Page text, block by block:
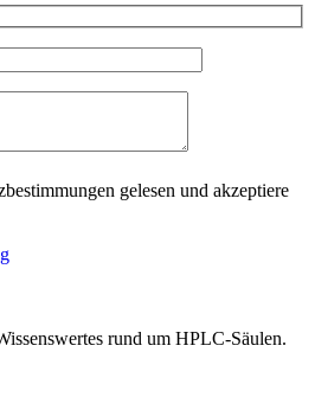
gelesen und akzeptiere
rund um HPLC-Säulen.